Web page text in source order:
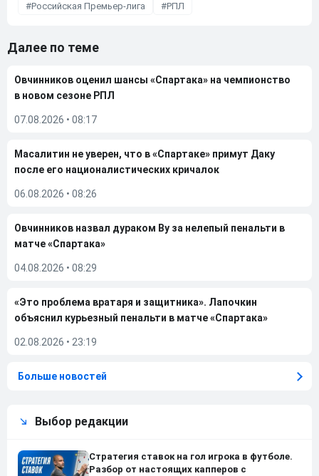
Российская Премьер-лига РПЛ
Далее по теме
Овчинников оценил шансы «Спартака» на чемпионство
в новом сезоне РПЛ
07.08.2026 • 08:17
Масалитин не уверен, что в «Спартаке» примут Даку
после его националистических кричалок
06.08.2026 • 08:26
Овчинников назвал дураком Ву за нелепый пенальти в
матче «Спартака»
04.08.2026 • 08:29
«Это проблема вратаря и защитника». Лапочкин
объяснил курьезный пенальти в матче «Спартака»
02.08.2026 • 23:19
Больше новостей
Выбор редакции
Стратегия ставок на гол игрока в футболе.
Разбор от настоящих капперов с